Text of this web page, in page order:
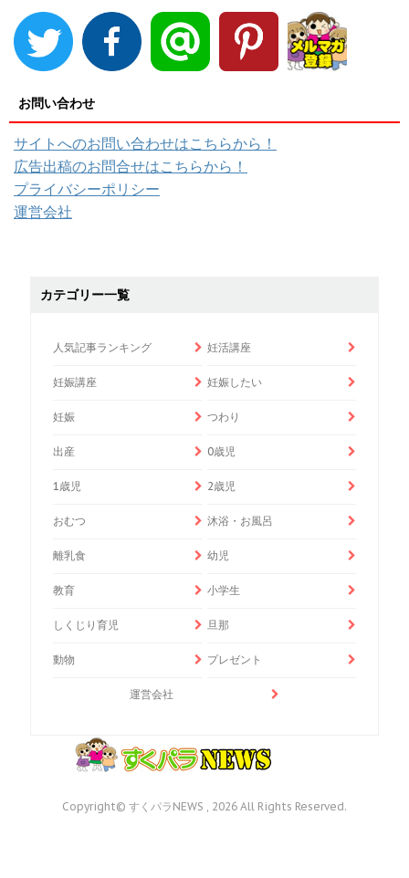
お問い合わせ
サイトへのお問い合わせはこちらから！
広告出稿のお問合せはこちらから！
プライバシーポリシー
運営会社
カテゴリー一覧
人気記事ランキング 妊活講座
妊娠講座 妊娠したい
妊娠 つわり
出産 0歳児
1歳児 2歳児
おむつ 沐浴・お風呂
離乳食 幼児
教育 小学生
しくじり育児 旦那
動物 プレゼント
運営会社
Copyright© すくパラNEWS , 2026 All Rights Reserved.